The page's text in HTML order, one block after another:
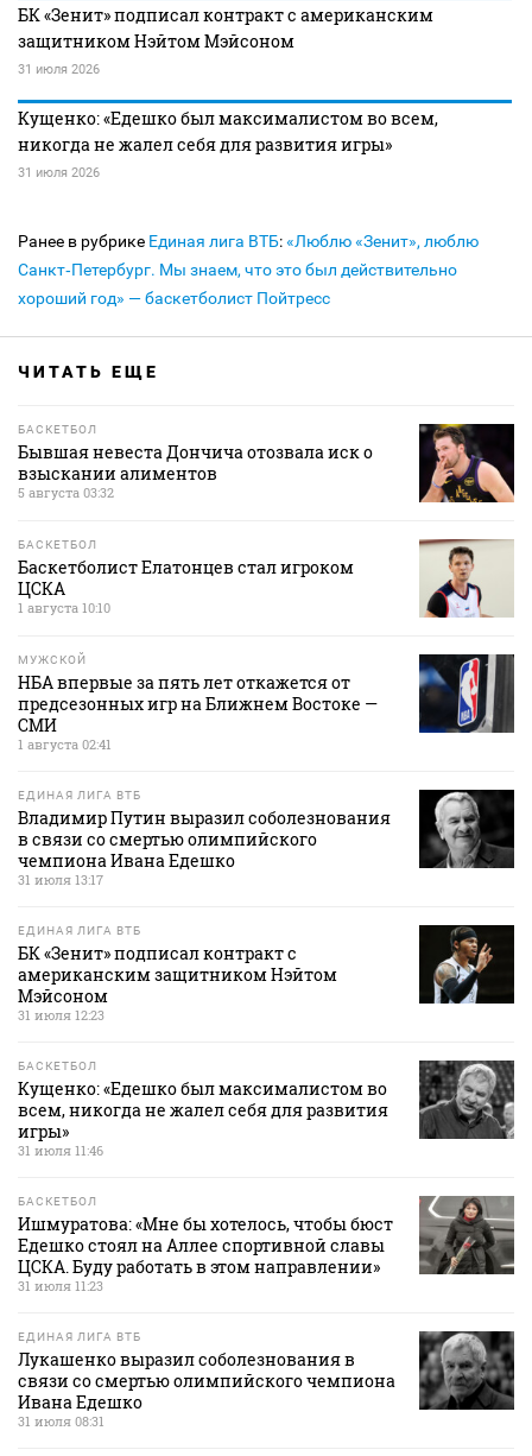
БК «Зенит» подписал контракт с американским
защитником Нэйтом Мэйсоном
31 июля 2026
Кущенко: «Едешко был максималистом во всем,
никогда не жалел себя для развития игры»
31 июля 2026
Ранее в рубрике Единая лига ВТБ:«Люблю «Зенит», люблю
Санкт‑Петербург. Мы знаем, что это был действительно
хороший год» — баскетболист Пойтресс
ЧИТАТЬ ЕЩЕ
БАСКЕТБОЛ
Бывшая невеста Дончича отозвала иск о
взыскании алиментов
5 августа 03:32
БАСКЕТБОЛ
Баскетболист Елатонцев стал игроком
ЦСКА
1 августа 10:10
МУЖСКОЙ
НБА впервые за пять лет откажется от
предсезонных игр на Ближнем Востоке —
СМИ
1 августа 02:41
ЕДИНАЯ ЛИГА ВТБ
Владимир Путин выразил соболезнования
в связи со смертью олимпийского
чемпиона Ивана Едешко
31 июля 13:17
ЕДИНАЯ ЛИГА ВТБ
БК «Зенит» подписал контракт с
американским защитником Нэйтом
Мэйсоном
31 июля 12:23
БАСКЕТБОЛ
Кущенко: «Едешко был максималистом во
всем, никогда не жалел себя для развития
игры»
31 июля 11:46
БАСКЕТБОЛ
Ишмуратова: «Мне бы хотелось, чтобы бюст
Едешко стоял на Аллее спортивной славы
ЦСКА. Буду работать в этом направлении»
31 июля 11:23
ЕДИНАЯ ЛИГА ВТБ
Лукашенко выразил соболезнования в
связи со смертью олимпийского чемпиона
Ивана Едешко
31 июля 08:31